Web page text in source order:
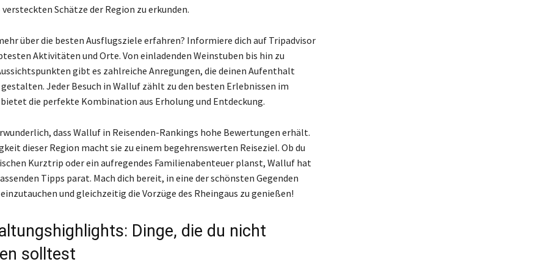
Schätze der Region zu erkunden.
über die besten Ausflugsziele erfahren? Informiere dich auf Tripadvisor
Aktivitäten und Orte. Von einladenden Weinstuben bis hin zu
gibt es zahlreiche Anregungen, die deinen Aufenthalt
Jeder Besuch in Walluf zählt zu den besten Erlebnissen im
die perfekte Kombination aus Erholung und Entdeckung.
dass Walluf in Reisenden-Rankings hohe Bewertungen erhält.
dieser Region macht sie zu einem begehrenswerten Reiseziel. Ob du
Kurztrip oder ein aufregendes Familienabenteuer planst, Walluf hat
Tipps parat. Mach dich bereit, in eine der schönsten Gegenden
und gleichzeitig die Vorzüge des Rheingaus zu genießen!
Dinge, die du nicht
solltest